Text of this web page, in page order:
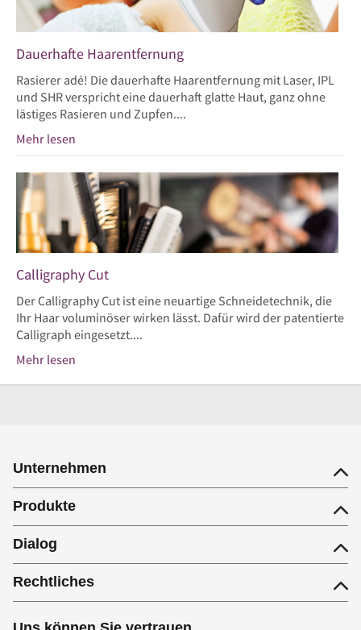
Dauerhafte Haarentfernung
Rasierer adé! Die dauerhafte Haarentfernung mit Laser, IPL
und SHR verspricht eine dauerhaft glatte Haut, ganz ohne
lästiges Rasieren und Zupfen....
Mehr lesen
Calligraphy Cut
Der Calligraphy Cut ist eine neuartige Schneidetechnik, die
Ihr Haar voluminöser wirken lässt. Dafür wird der patentierte
Calligraph eingesetzt....
Mehr lesen
Unternehmen
Produkte
Dialog
Rechtliches